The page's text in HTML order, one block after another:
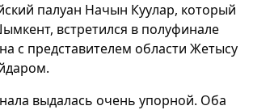
палуан Начын Куулар, который
встретился в полуфинале
с представителем области Жетысу
выдалась очень упорной. Оба